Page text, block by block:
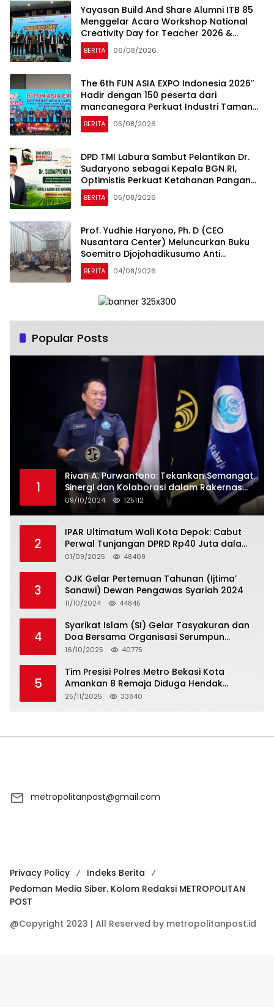
Yayasan Build And Share Alumni ITB 85
Menggelar Acara Workshop National
Creativity Day for Teacher 2026 &
Dibuka Resmi Pramono Anung (Gubernur
DKI Jakarta)
BERITA 06/08/2026
The 6th FUN ASIA EXPO Indonesia 2026″
Hadir dengan 150 peserta dari
mancanegara Perkuat Industri Taman
Rekreasi dan Ekosistem Pariwisata di
Tanah Air
BERITA 05/08/2026
DPD TMI Labura Sambut Pelantikan Dr.
Sudaryono sebagai Kepala BGN RI,
Optimistis Perkuat Ketahanan Pangan
dan Gizi Nasional
BERITA 05/08/2026
Prof. Yudhie Haryono, Ph. D (CEO
Nusantara Center) Meluncurkan Buku
Soemitro Djojohadikusumo Anti
Penjajahan yang dirangkaikan dengan
Simposium Nasional bertema “Urgensi
Nasional dan Kesejahteraan Sosial
Emas 2045”
BERITA 04/08/2026
Popular Posts
1
Rivan A. Purwantono: Tekankan Semangat
Sinergi dan Kolaborasi dalam Rakernas
Serikat Pekerja Jasa Raharja
09/10/2024 125112
2
IPAR Ultimatum Wali Kota Depok: Cabut
Perwal Tunjangan DPRD Rp40 Juta dalam
5 Hari atau Hadapi Aksi Rakyat
01/09/2025 48409
3
OJK Gelar Pertemuan Tahunan (Ijtima’
Sanawi) Dewan Pengawas Syariah 2024
11/10/2024 44845
4
Syarikat Islam (SI) Gelar Tasyakuran dan
Doa Bersama Organisasi Serumpun
Syarikat Islam Doa
16/10/2025 40775
5
Tim Presisi Polres Metro Bekasi Kota
Amankan 8 Remaja Diduga Hendak
Tawuran
25/11/2025 33840
metropolitanpost@gmail.com
Privacy Policy
Indeks Berita
Pedoman Media Siber. Kolom Redaksi METROPOLITAN
POST
@Copyright 2023 | All Reserved by metropolitanpost.id